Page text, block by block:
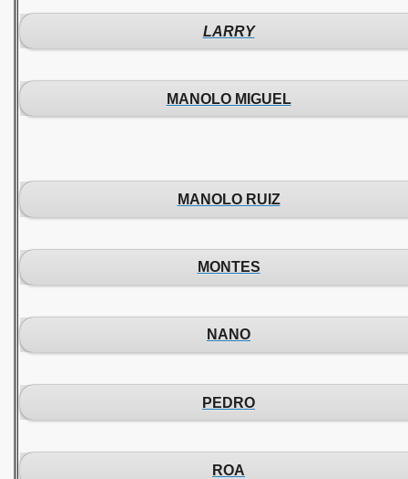
LARRY
MANOLO MIGUEL
MANOLO RUIZ
MONTES
NANO
PEDRO
ROA